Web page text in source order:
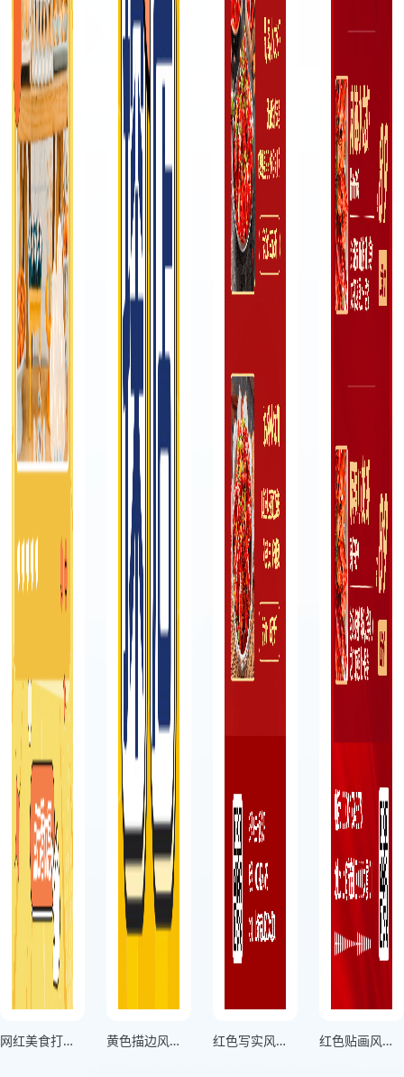
网红美食打卡店 黄色描边风方形美食探店宣传海报 红色写实风麻辣鲜香小龙虾美食优惠宣传海报 红色贴画风麻辣小龙虾优惠宣传海报